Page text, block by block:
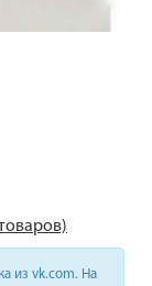
из vk.com. На